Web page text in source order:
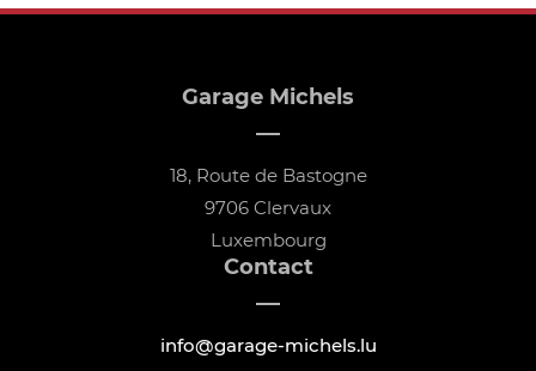
Garage Michels
18, Route de Bastogne
9706 Clervaux
Luxembourg
Contact
info@garage-michels.lu